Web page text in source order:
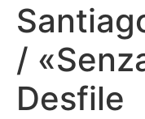
/
Desfile